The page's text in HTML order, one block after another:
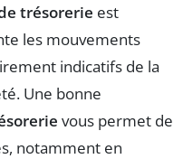
trésorerie est
les mouvements
indicatifs de la
Une bonne
vous permet de
notamment en